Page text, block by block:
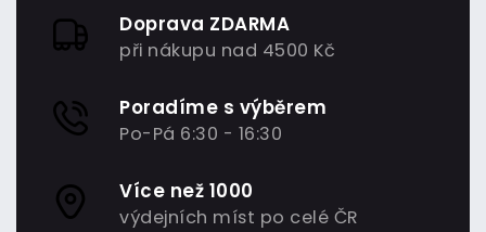
Doprava ZDARMA
při nákupu nad 4500 Kč
Poradíme s výběrem
Po-Pá 6:30 - 16:30
Více než 1000
výdejních míst po celé ČR